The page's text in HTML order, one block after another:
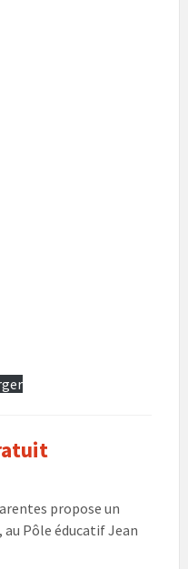
propose un
Pôle éducatif Jean